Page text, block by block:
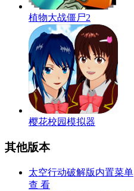
植物大战僵尸2
樱花校园模拟器
其他版本
太空行动破解版内置菜单
查 看